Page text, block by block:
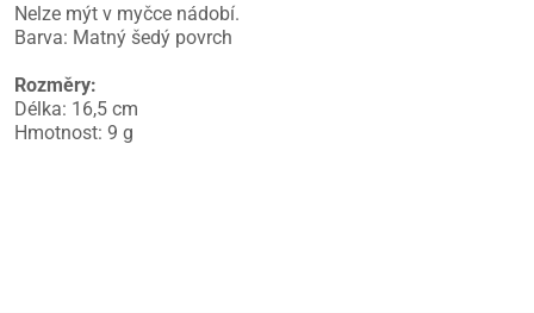
Nelze mýt v myčce nádobí.
Barva: Matný šedý povrch
Rozměry:
Délka: 16,5 cm
Hmotnost: 9 g